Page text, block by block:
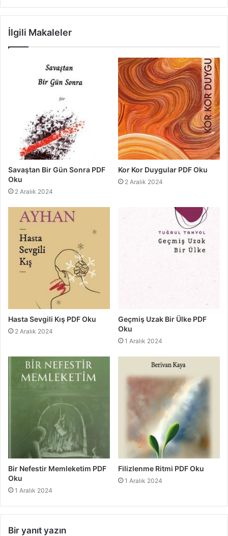
İlgili Makaleler
Savaştan Bir Gün Sonra PDF
Oku
2 Aralık 2024
Kor Kor Duygular PDF Oku
2 Aralık 2024
Hasta Sevgili Kış PDF Oku
2 Aralık 2024
Geçmiş Uzak Bir Ülke PDF
Oku
1 Aralık 2024
Bir Nefestir Memleketim PDF
Oku
1 Aralık 2024
Filizlenme Ritmi PDF Oku
1 Aralık 2024
Bir yanıt yazın